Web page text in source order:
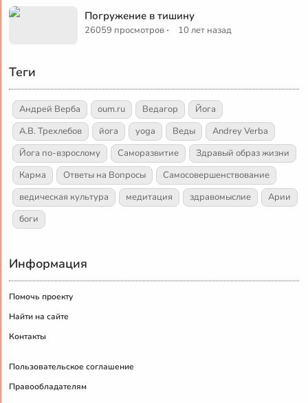
Погружение в тишину
26059 просмотров · 10 лет назад
Теги
Андрей Верба oum.ru Ведагор
Йога
А.В. Трехлебов
йога yoga Веды
Andrey Verba
Йога по-взрослому
Саморазвитие
Здравый образ жизни
Карма
Ответы на Вопросы
Самосовершенствование
ведическая культура
медитация здравомыслие
Арии
боги
Информация
Помочь проекту
Найти на сайте
Контакты
Пользовательское соглашение
Правообладателям